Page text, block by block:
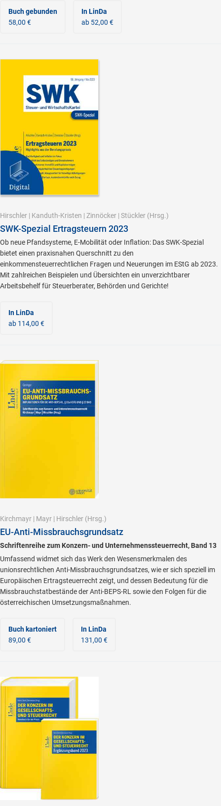
Buch gebunden
58,00 €
In LinDa
ab 52,00 €
Hirschler | Kanduth-Kristen | Zinnöcker | Stückler (Hrsg.)
SWK-Spezial Ertragsteuern 2023
Ob neue Pfandsysteme, E-Mobilität oder Inflation: Das SWK-Spezial
bietet einen praxisnahen Querschnitt zu den
einkommensteuerrechtlichen Fragen und Neuerungen im EStG ab 2023.
Mit zahlreichen Beispielen und Übersichten ein unverzichtbarer
Arbeitsbehelf für Steuerberater, Behörden und Gerichte!
In LinDa
ab 114,00 €
Kirchmayr | Mayr | Hirschler (Hrsg.)
EU-Anti-Missbrauchsgrundsatz
Schriftenreihe zum Konzern- und Unternehmenssteuerrecht, Band 13
Umfassend widmet sich das Werk den Wesensmerkmalen des
unionsrechtlichen Anti-Missbrauchsgrundsatzes, wie er sich speziell im
Europäischen Ertragsteuerrecht zeigt, und dessen Bedeutung für die
Missbrauchstatbestände der Anti-BEPS-RL sowie den Folgen für die
österreichischen Umsetzungsmaßnahmen.
Buch kartoniert
89,00 €
In LinDa
131,00 €